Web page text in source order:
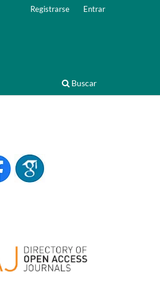
Buscar
Registrarse Entrar